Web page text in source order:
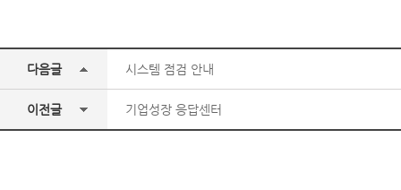
다음글 시스템 점검 안내
이전글 기업성장 응답센터